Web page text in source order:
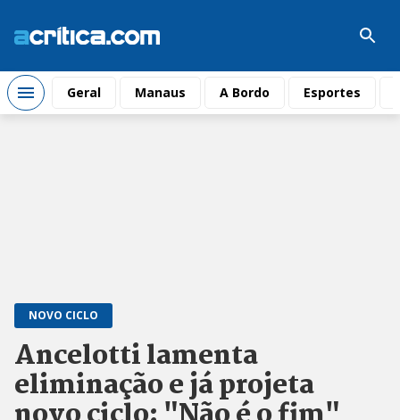
Geral Manaus A Bordo Esportes
NOVO CICLO
Ancelotti lamenta
eliminação e já projeta